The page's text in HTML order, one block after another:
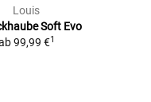
Louis
Soft Evo
99,99 €1